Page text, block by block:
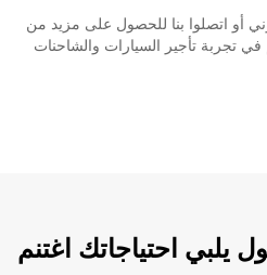
أو اتصلوا بنا للحصول على مزيد من
تجربة تأجير السيارات والشاحنات
يلبي احتياجاتك اغتنم